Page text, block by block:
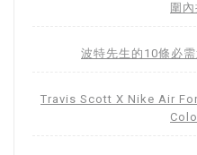
圍內
波特先生的10條必
Travis Scott X Nike Air